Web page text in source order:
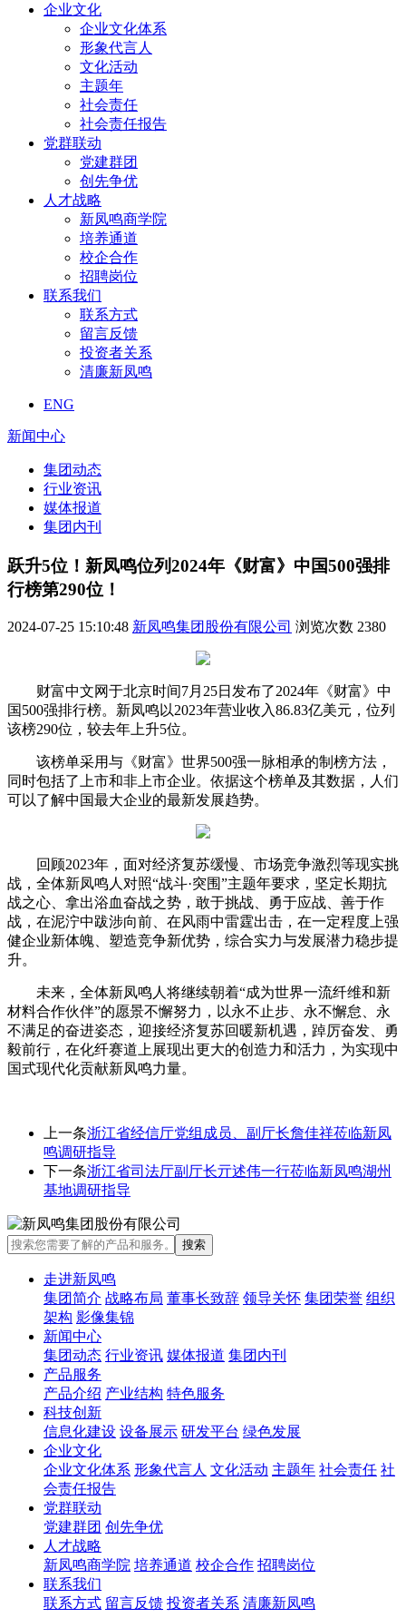
企业文化
企业文化体系
形象代言人
文化活动
主题年
社会责任
社会责任报告
党群联动
党建群团
创先争优
人才战略
新凤鸣商学院
培养通道
校企合作
招聘岗位
联系我们
联系方式
留言反馈
投资者关系
清廉新凤鸣
ENG
新闻中心
集团动态
行业资讯
媒体报道
集团内刊
跃升5位！新凤鸣位列2024年《财富》中国500强排
行榜第290位！
2024-07-25 15:10:48 新凤鸣集团股份有限公司 浏览次数 2380
财富中文网于北京时间7月25日发布了2024年《财富》中
国500强排行榜。新凤鸣以2023年营业收入86.83亿美元，位列
该榜290位，较去年上升5位。
该榜单采用与《财富》世界500强一脉相承的制榜方法，
同时包括了上市和非上市企业。依据这个榜单及其数据，人们
可以了解中国最大企业的最新发展趋势。
回顾2023年，面对经济复苏缓慢、市场竞争激烈等现实挑
战，全体新凤鸣人对照“战斗·突围”主题年要求，坚定长期抗
战之心、拿出浴血奋战之势，敢于挑战、勇于应战、善于作
战，在泥泞中跋涉向前、在风雨中雷霆出击，在一定程度上强
健企业新体魄、塑造竞争新优势，综合实力与发展潜力稳步提
升。
未来，全体新凤鸣人将继续朝着“成为世界一流纤维和新
材料合作伙伴”的愿景不懈努力，以永不止步、永不懈怠、永
不满足的奋进姿态，迎接经济复苏回暖新机遇，踔厉奋发、勇
毅前行，在化纤赛道上展现出更大的创造力和活力，为实现中
国式现代化贡献新凤鸣力量。
上一条浙江省经信厅党组成员、副厅长詹佳祥莅临新凤
鸣调研指导
下一条浙江省司法厅副厅长亓述伟一行莅临新凤鸣湖州
基地调研指导
走进新凤鸣
集团简介 战略布局 董事长致辞 领导关怀 集团荣誉 组织
架构 影像集锦
新闻中心
集团动态 行业资讯 媒体报道 集团内刊
产品服务
产品介绍 产业结构 特色服务
科技创新
信息化建设 设备展示 研发平台 绿色发展
企业文化
企业文化体系 形象代言人 文化活动 主题年 社会责任 社
会责任报告
党群联动
党建群团 创先争优
人才战略
新凤鸣商学院 培养通道 校企合作 招聘岗位
联系我们
联系方式 留言反馈 投资者关系 清廉新凤鸣